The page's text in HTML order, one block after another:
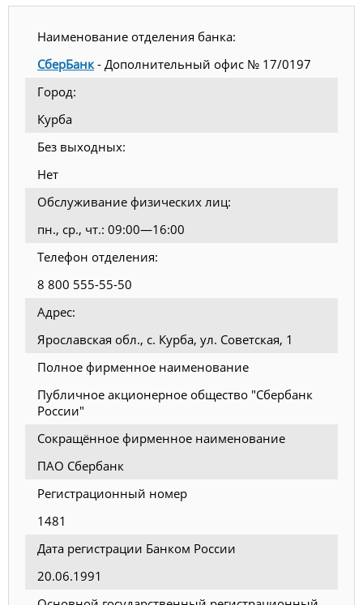
Наименование отделения банка:
СберБанк - Дополнительный офис № 17/0197
Город:
Курба
Без выходных:
Нет
Обслуживание физических лиц:
пн., ср., чт.: 09:00—16:00
Телефон отделения:
8 800 555-55-50
Адрес:
Ярославская обл., с. Курба, ул. Советская, 1
Полное фирменное наименование
Публичное акционерное общество "Сбербанк
России"
Сокращённое фирменное наименование
ПАО Сбербанк
Регистрационный номер
1481
Дата регистрации Банком России
20.06.1991